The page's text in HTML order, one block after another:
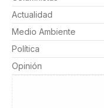
Actualidad
Medio Ambiente
Política
Opinión